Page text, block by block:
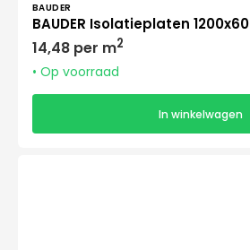
BAUDER
BAUDER Isolatieplaten
Normale
prijs
14,48 per m2
• Op voorraad
In winkelwagen